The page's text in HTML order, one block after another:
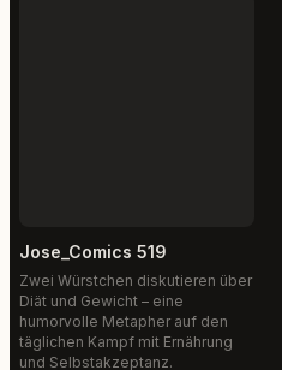
Jose_Comics 519
Zwei Würstchen diskutieren über
Diät und Gewicht – eine
humorvolle Metapher auf den
täglichen Kampf mit Ernährung
und Selbstakzeptanz.